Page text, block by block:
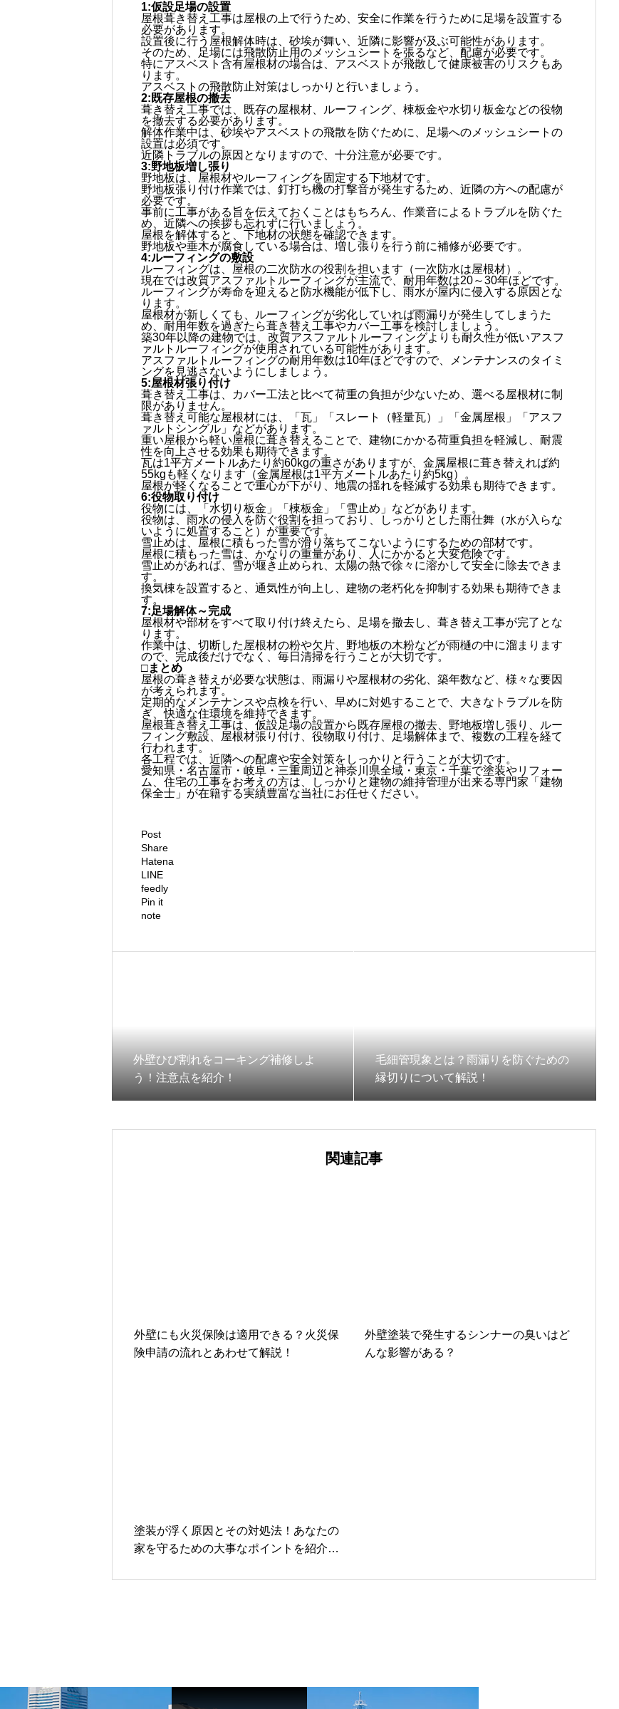
1:仮設足場の設置
屋根葺き替え工事は屋根の上で行うため、安全に作業を行うために足場を設置する
必要があります。
設置後に行う屋根解体時は、砂埃が舞い、近隣に影響が及ぶ可能性があります。
そのため、足場には飛散防止用のメッシュシートを張るなど、配慮が必要です。
特にアスベスト含有屋根材の場合は、アスベストが飛散して健康被害のリスクもあ
ります。
アスベストの飛散防止対策はしっかりと行いましょう。
2:既存屋根の撤去
葺き替え工事では、既存の屋根材、ルーフィング、棟板金や水切り板金などの役物
を撤去する必要があります。
解体作業中は、砂埃やアスベストの飛散を防ぐために、足場へのメッシュシートの
設置は必須です。
近隣トラブルの原因となりますので、十分注意が必要です。
3:野地板増し張り
野地板は、屋根材やルーフィングを固定する下地材です。
野地板張り付け作業では、釘打ち機の打撃音が発生するため、近隣の方への配慮が
必要です。
事前に工事がある旨を伝えておくことはもちろん、作業音によるトラブルを防ぐた
め、近隣への挨拶も忘れずに行いましょう。
屋根を解体すると、下地材の状態を確認できます。
野地板や垂木が腐食している場合は、増し張りを行う前に補修が必要です。
4:ルーフィングの敷設
ルーフィングは、屋根の二次防水の役割を担います（一次防水は屋根材）。
現在では改質アスファルトルーフィングが主流で、耐用年数は20～30年ほどです。
ルーフィングが寿命を迎えると防水機能が低下し、雨水が屋内に侵入する原因とな
ります。
屋根材が新しくても、ルーフィングが劣化していれば雨漏りが発生してしまうた
め、耐用年数を過ぎたら葺き替え工事やカバー工事を検討しましょう。
築30年以降の建物では、改質アスファルトルーフィングよりも耐久性が低いアスフ
ァルトルーフィングが使用されている可能性があります。
アスファルトルーフィングの耐用年数は10年ほどですので、メンテナンスのタイミ
ングを見逃さないようにしましょう。
5:屋根材張り付け
葺き替え工事は、カバー工法と比べて荷重の負担が少ないため、選べる屋根材に制
限がありません。
葺き替え可能な屋根材には、「瓦」「スレート（軽量瓦）」「金属屋根」「アスフ
ァルトシングル」などがあります。
重い屋根から軽い屋根に葺き替えることで、建物にかかる荷重負担を軽減し、耐震
性を向上させる効果も期待できます。
瓦は1平方メートルあたり約60kgの重さがありますが、金属屋根に葺き替えれば約
55kgも軽くなります（金属屋根は1平方メートルあたり約5kg）。
屋根が軽くなることで重心が下がり、地震の揺れを軽減する効果も期待できます。
6:役物取り付け
役物には、「水切り板金」「棟板金」「雪止め」などがあります。
役物は、雨水の侵入を防ぐ役割を担っており、しっかりとした雨仕舞（水が入らな
いように処置すること）が重要です。
雪止めは、屋根に積もった雪が滑り落ちてこないようにするための部材です。
屋根に積もった雪は、かなりの重量があり、人にかかると大変危険です。
雪止めがあれば、雪が堰き止められ、太陽の熱で徐々に溶かして安全に除去できま
す。
換気棟を設置すると、通気性が向上し、建物の老朽化を抑制する効果も期待できま
す。
7:足場解体～完成
屋根材や部材をすべて取り付け終えたら、足場を撤去し、葺き替え工事が完了とな
ります。
作業中は、切断した屋根材の粉や欠片、野地板の木粉などが雨樋の中に溜まります
ので、完成後だけでなく、毎日清掃を行うことが大切です。
□まとめ
屋根の葺き替えが必要な状態は、雨漏りや屋根材の劣化、築年数など、様々な要因
が考えられます。
定期的なメンテナンスや点検を行い、早めに対処することで、大きなトラブルを防
ぎ、快適な住環境を維持できます。
屋根葺き替え工事は、仮設足場の設置から既存屋根の撤去、野地板増し張り、ルー
フィング敷設、屋根材張り付け、役物取り付け、足場解体まで、複数の工程を経て
行われます。
各工程では、近隣への配慮や安全対策をしっかりと行うことが大切です。
愛知県・名古屋市・岐阜・三重周辺と神奈川県全域・東京・千葉で塗装やリフォー
ム、住宅の工事をお考えの方は、しっかりと建物の維持管理が出来る専門家「建物
保全士」が在籍する実績豊富な当社にお任せください。
Post
Share
Hatena
LINE
feedly
Pin it
note
外壁ひび割れをコーキング補修しよ
う！注意点を紹介！
毛細管現象とは？雨漏りを防ぐための
縁切りについて解説！
関連記事
外壁にも火災保険は適用できる？火災保
険申請の流れとあわせて解説！
外壁塗装で発生するシンナーの臭いはど
んな影響がある？
塗装が浮く原因とその対処法！あなたの
家を守るための大事なポイントを紹介し